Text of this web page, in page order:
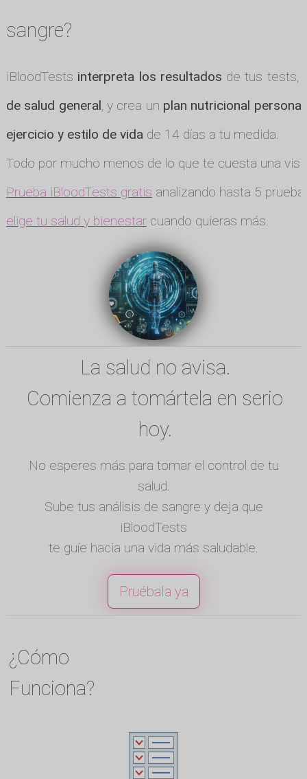
sangre?
iBloodTests interpreta los resultados de tus tests,
de salud general, y crea un plan nutricional
ejercicio y estilo de vidade 14 días a tu medida.
Todo por mucho menos de lo que te cuesta una
Prueba iBloodTests gratis analizando hasta 5
elige tu salud y bienestarcuando quieras más.
La salud no avisa.
Comienza a tomártela en serio
hoy.
No esperes más para tomar el control de tu
salud.
Sube tus análisis de sangre y deja que
iBloodTests
te guíe hacia una vida más saludable.
Pruébala ya
¿Cómo
Funciona?